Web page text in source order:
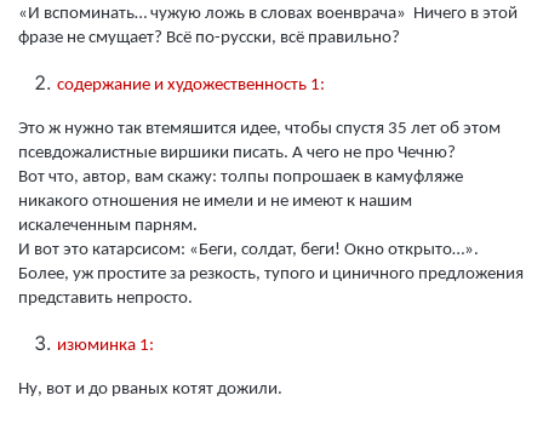
«И вспоминать… чужую ложь в словах военврача» Ничего в этой
фразе не смущает? Всё по-русски, всё правильно?
содержание и художественность 1:
Это ж нужно так втемяшится идее, чтобы спустя 35 лет об этом
псевдожалистные виршики писать. А чего не про Чечню?
Вот что, автор, вам скажу: толпы попрошаек в камуфляже
никакого отношения не имели и не имеют к нашим
искалеченным парням.
И вот это катарсисом: «Беги, солдат, беги! Окно открыто…».
Более, уж простите за резкость, тупого и циничного предложения
представить непросто.
изюминка 1:
Ну, вот и до рваных котят дожили.